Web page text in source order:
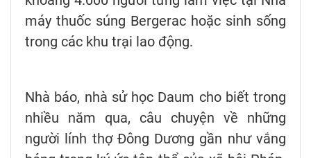
máy thuốc súng Bergerac hoặc sinh sống
trong các khu trại lao động.
Nhà báo, nhà sử học Daum cho biết trong
nhiều năm qua, câu chuyện về những
người lính thợ Đông Dương gần như vắng